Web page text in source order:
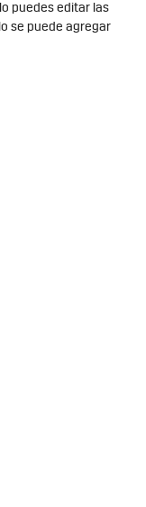
puedes editar las
se puede agregar